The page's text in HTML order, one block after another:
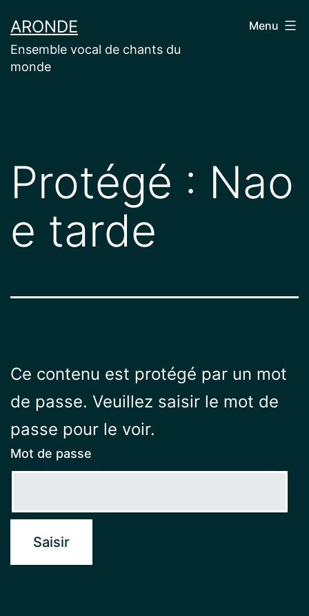
au
contenu
ARONDE
Ensemble vocal de chants du
monde
Menu
Protégé : Nao
e tarde
Ce contenu est protégé par un mot
de passe. Veuillez saisir le mot de
passe pour le voir.
Mot de passe